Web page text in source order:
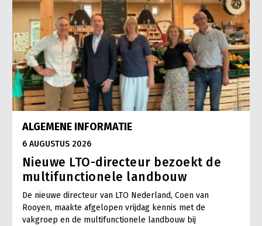
ALGEMENE INFORMATIE
6 AUGUSTUS 2026
Nieuwe LTO-directeur bezoekt de
multifunctionele landbouw
De nieuwe directeur van LTO Nederland, Coen van
Rooyen, maakte afgelopen vrijdag kennis met de
vakgroep en de multifunctionele landbouw bij